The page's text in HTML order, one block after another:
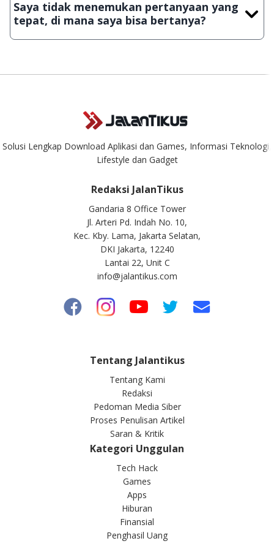
download secara manual, sehingga kuota sebesar ribuan
aplikasi & games tidak dapat tercapai dalam waktu yang
singkat.
Saya tidak menemukan pertanyaan yang
tepat, di mana saya bisa bertanya?
Kami dengan senang hati menjawab setiap pertanyaan yang
Solusi Lengkap Download Aplikasi dan Games, Informasi Teknologi,
Lifestyle dan Gadget
Redaksi JalanTikus
Gandaria 8 Office Tower
Jl. Arteri Pd. Indah No. 10,
Kec. Kby. Lama, Jakarta Selatan,
DKI Jakarta, 12240
Lantai 22, Unit C
info@jalantikus.com
Tentang Jalantikus
Tentang Kami
Redaksi
Pedoman Media Siber
Proses Penulisan Artikel
Saran & Kritik
Kategori Unggulan
Tech Hack
Games
Apps
Hiburan
Finansial
Penghasil Uang